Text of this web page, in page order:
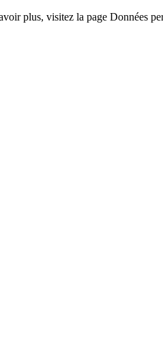
plus, visitez la page Données